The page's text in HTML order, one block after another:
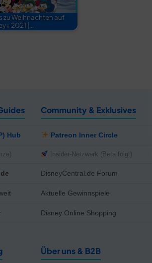
zu Weihnachten auf
2021 |…
Hub
Community & Exklusives
Patreon Inner Circle
Insider-Netzwerk (Beta folgt)
DisneyCentral.de Forum
Aktuelle Gewinnspiele
Disney Online Shopping
Über uns & B2B